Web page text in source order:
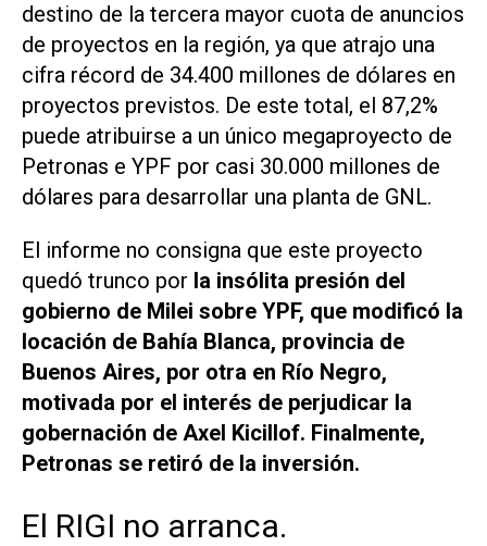
destino de la tercera mayor cuota de anuncios
de proyectos en la región, ya que atrajo una
cifra récord de 34.400 millones de dólares en
proyectos previstos. De este total, el 87,2%
puede atribuirse a un único megaproyecto de
Petronas e YPF por casi 30.000 millones de
dólares para desarrollar una planta de GNL.
El informe no consigna que este proyecto
quedó trunco por la insólita presión del
gobierno de Milei sobre YPF, que modificó la
locación de Bahía Blanca, provincia de
Buenos Aires, por otra en Río Negro,
motivada por el interés de perjudicar la
gobernación de Axel Kicillof. Finalmente,
Petronas se retiró de la inversión.
El RIGI no arranca.